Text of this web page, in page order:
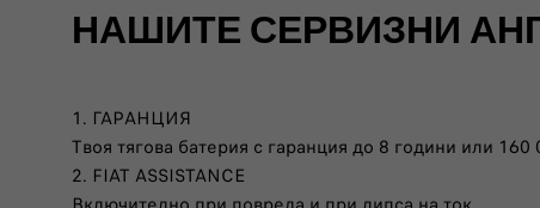
НАШИТЕ СЕРВИЗНИ
1. ГАРАНЦИЯ
Твоя тягова батерия с гаранция до 8 години или 160
2. FIAT ASSISTANCE